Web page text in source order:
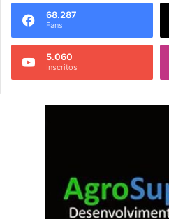
68.287
Fans
5.060
Inscritos